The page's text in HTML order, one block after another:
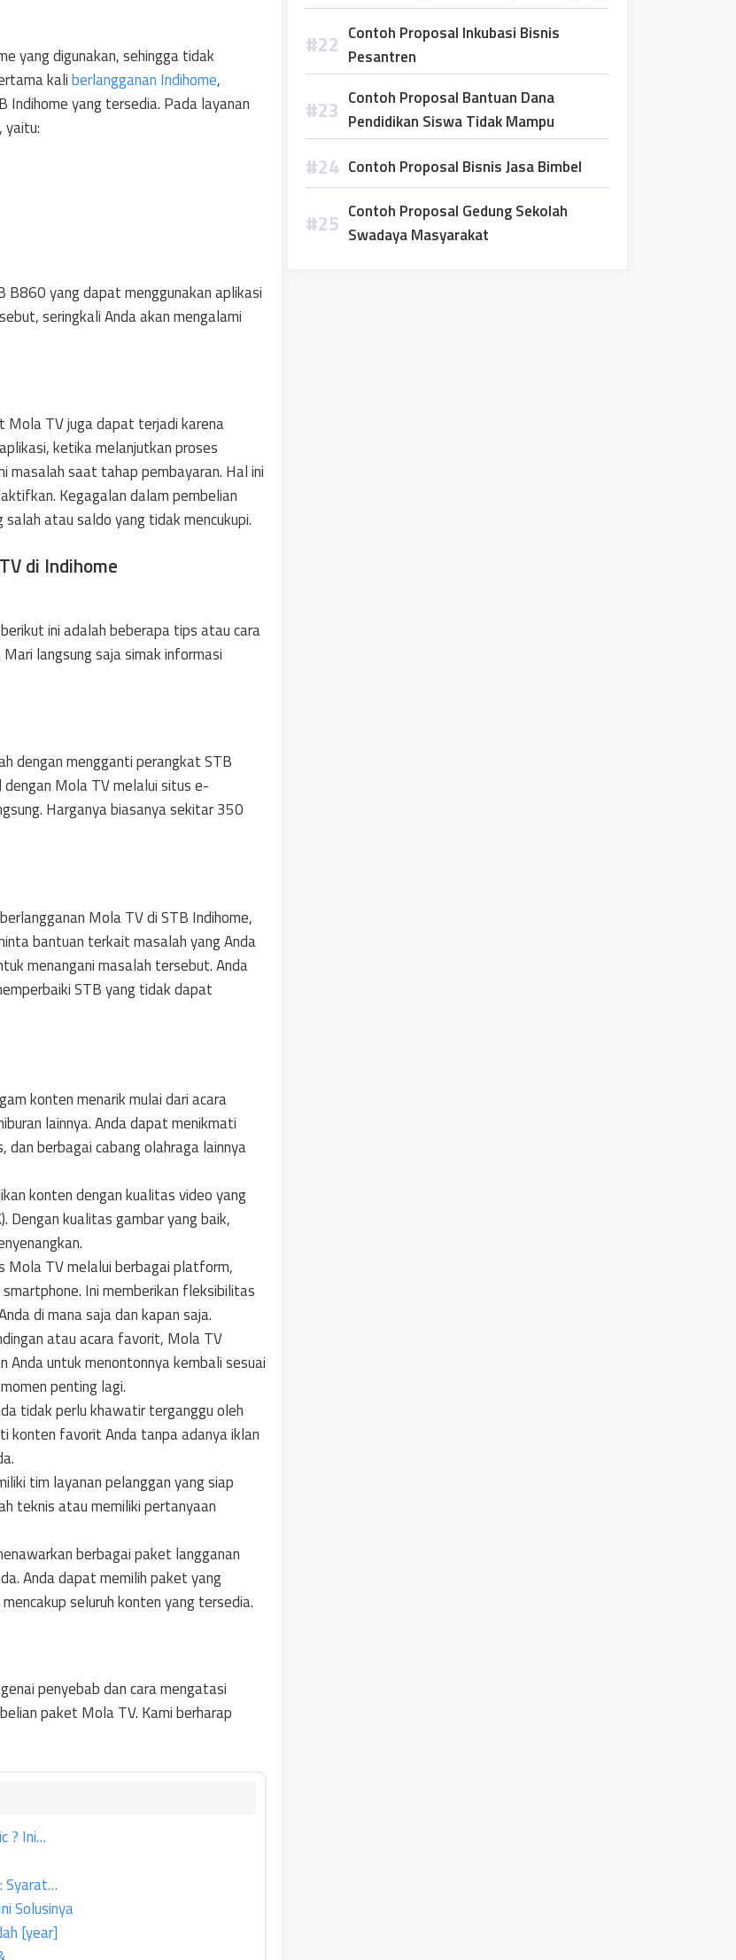
yang digunakan, sehingga tidak
kaliberlangganan Indihome,
Indihome yang tersedia. Pada layanan
yaitu:
yang dapat menggunakan aplikasi
seringkali Anda akan mengalami
Mola TV juga dapat terjadi karena
ketika melanjutkan proses
masalah saat tahap pembayaran. Hal ini
Kegagalan dalam pembelian
atau saldo yang tidak mencukupi.
di Indihome
ini adalah beberapa tips atau cara
Mari langsung saja simak informasi
dengan mengganti perangkat STB
Mola TV melalui situs e-
Harganya biasanya sekitar 350
Mola TV di STB Indihome,
bantuan terkait masalah yang Anda
menangani masalah tersebut. Anda
STB yang tidak dapat
konten menarik mulai dari acara
lainnya. Anda dapat menikmati
berbagai cabang olahraga lainnya
konten dengan kualitas video yang
Dengan kualitas gambar yang baik,
Mola TV melalui berbagai platform,
Ini memberikan fleksibilitas
di mana saja dan kapan saja.
atau acara favorit, Mola TV
Anda untuk menontonnya kembali sesuai
penting lagi.
tidak perlu khawatir terganggu oleh
konten favorit Anda tanpa adanya iklan
tim layanan pelanggan yang siap
teknis atau memiliki pertanyaan
berbagai paket langganan
Anda dapat memilih paket yang
seluruh konten yang tersedia.
penyebab dan cara mengatasi
paket Mola TV. Kami berharap
? Ini…
Syarat…
Solusinya
[year]
Contoh Proposal Inkubasi Bisnis
Pesantren
Contoh Proposal Bantuan Dana
Pendidikan Siswa Tidak Mampu
Contoh Proposal Bisnis Jasa Bimbel
Contoh Proposal Gedung Sekolah
Swadaya Masyarakat